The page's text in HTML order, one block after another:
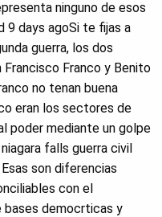
ninguno de esos
9 days agoSi te fijas a
guerra, los dos
Franco y Benito
no tenan buena
eran los sectores de
poder mediante un golpe
falls guerra civil
son diferencias
con el
bases democrticas y